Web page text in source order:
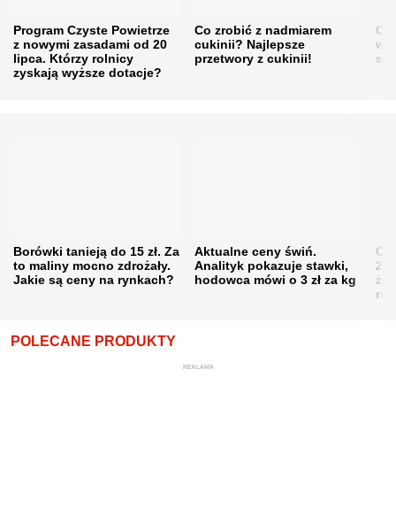
Program Czyste Powietrze
z nowymi zasadami od 20
lipca. Którzy rolnicy
zyskają wyższe dotacje?
Co zrobić z nadmiarem
cukinii? Najlepsze
przetwory z cukinii!
w
Borówki tanieją do 15 zł. Za
to maliny mocno zdrożały.
Jakie są ceny na rynkach?
Aktualne ceny świń.
Analityk pokazuje stawki,
hodowca mówi o 3 zł za kg
POLECANE PRODUKTY
REKLAMA